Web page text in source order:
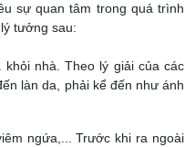
sự quan tâm trong quá trình
tưởng sau:
nhà. Theo lý giải của các
làn da, phải kể đến như ánh
ngứa,... Trước khi ra ngoài